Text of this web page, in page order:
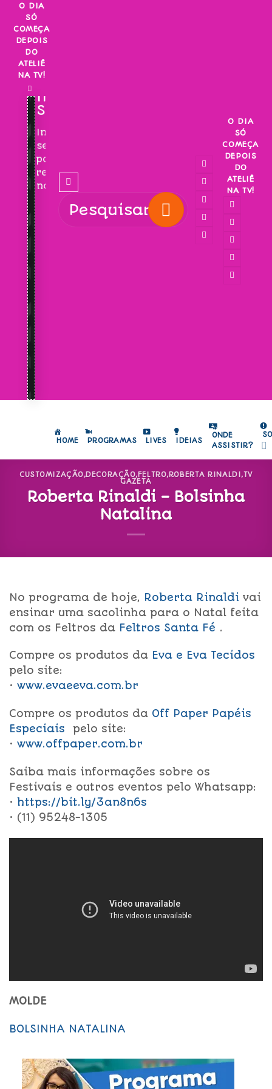
Skip
content
O DIA
SÓ
COMEÇA
DEPOIS
DO
ATELIÊ
NA TV!
INSCREVA-
SE!
Inscreva-
se
para
receber
novidades!
O DIA
SÓ
COMEÇA
DEPOIS
DO
ATELIÊ
NA TV!
HOME PROGRAMAS LIVES IDEIAS
ONDE
ASSISTIR?
CUSTOMIZAÇÃO,DECORAÇÃO,FELTRO,ROBERTA RINALDI ,TV
GAZETA
Roberta Rinaldi – Bolsinha
Natalina
No programa de hoje, Roberta Rinaldi vai
ensinar uma sacolinha para o Natal feita
com os Feltros da Feltros Santa Fé .
Compre os produtos da Eva e Eva Tecidos
pelo site:
• www.evaeeva.com.br
Compre os produtos da Off Paper Papéis
Especiais
pelo site:
• www.offpaper.com.br
Saiba mais informações sobre os
Festivais e outros eventos pelo Whatsapp:
• https://bit.ly/3an8n6s
• (11) 95248-1305
MOLDE
BOLSINHA NATALINA